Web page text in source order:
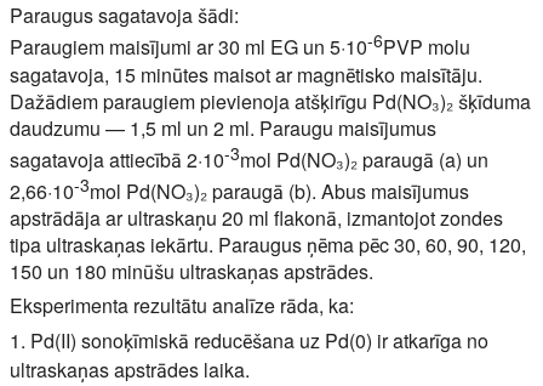
Paraugus sagatavoja šādi:
Paraugiem maisījumi ar 30 ml EG un 5·10-6PVP molu
sagatavoja, 15 minūtes maisot ar magnētisko maisītāju.
Dažādiem paraugiem pievienoja atšķirīgu Pd(NO₃)₂ šķīduma
daudzumu — 1,5 ml un 2 ml. Paraugu maisījumus
sagatavoja attiecībā 2·10-3mol Pd(NO₃)₂ paraugā (a) un
2,66·10-3mol Pd(NO₃)₂ paraugā (b). Abus maisījumus
apstrādāja ar ultraskaņu 20 ml flakonā, izmantojot zondes
tipa ultraskaņas iekārtu. Paraugus ņēma pēc 30, 60, 90, 120,
150 un 180 minūšu ultraskaņas apstrādes.
Eksperimenta rezultātu analīze rāda, ka:
1. Pd(II) sonoķīmiskā reducēšana uz Pd(0) ir atkarīga no
ultraskaņas apstrādes laika.